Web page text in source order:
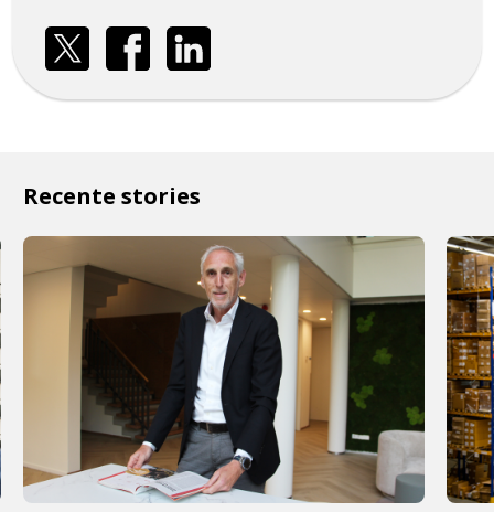
Recente stories